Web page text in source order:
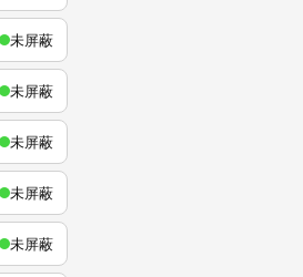
未屏蔽
未屏蔽
未屏蔽
未屏蔽
未屏蔽